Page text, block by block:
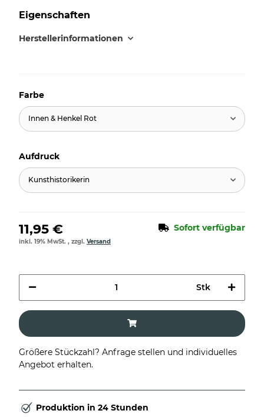
Eigenschaften
Herstellerinformationen
Farbe
Innen & Henkel Rot
Aufdruck
Kunsthistorikerin
11,95 € Sofort verfügbar
inkl. 19% MwSt. , zzgl. Versand
Stk
Größere Stückzahl? Anfrage stellen und individuelles
Angebot erhalten.
Produktion in 24 Stunden